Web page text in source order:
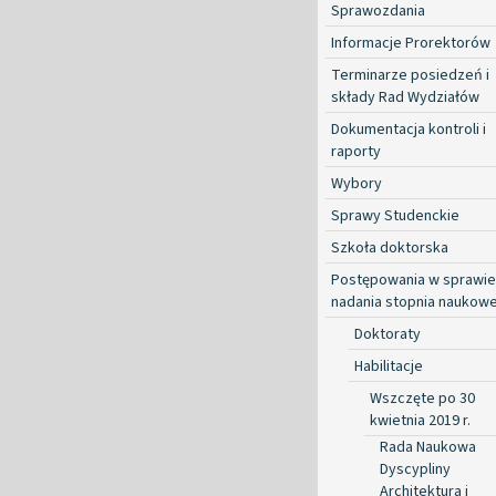
Sprawozdania
Informacje Prorektorów
Terminarze posiedzeń i
składy Rad Wydziałów
Dokumentacja kontroli i
raporty
Wybory
Sprawy Studenckie
Szkoła doktorska
Postępowania w sprawie
nadania stopnia
Doktoraty
Habilitacje
Wszczęte po 30
kwietnia 2019 r.
Rada Naukowa
Dyscypliny
Architektura i